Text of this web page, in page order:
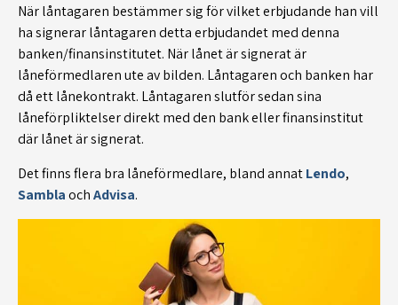
När låntagaren bestämmer sig för vilket erbjudande han vill
ha signerar låntagaren detta erbjudandet med denna
banken/finansinstitutet. När lånet är signerat är
låneförmedlaren ute av bilden. Låntagaren och banken har
då ett lånekontrakt. Låntagaren slutför sedan sina
låneförpliktelser direkt med den bank eller finansinstitut
där lånet är signerat.
Det finns flera bra låneförmedlare, bland annatLendo,
SamblaochAdvisa.